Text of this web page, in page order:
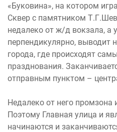
«Буковина», на котором
Сквер с памятником
недалеко от ж/д вокзала, а
перпендикулярно,
города, где происходят
празднования.
отправным пунктом –
Недалеко от него промзона
Поэтому Главная улица и
начинаются и